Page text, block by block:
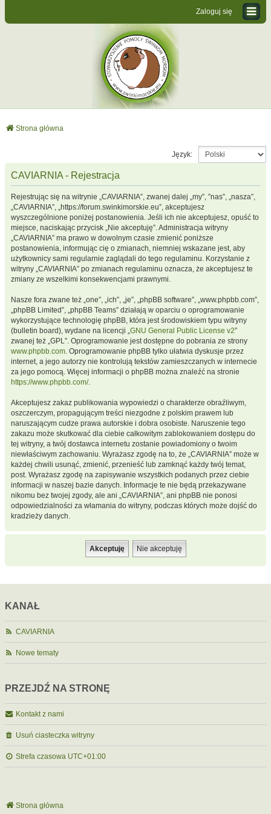
Zaloguj się
Strona główna
Język:
CAVIARNIA - Rejestracja
Rejestrując się na witrynie „CAVIARNIA”, zwanej dalej „my”, ”nas”, „nasza”,
„CAVIARNIA”, „https://forum.swinkimorskie.eu”, akceptujesz
wyszczególnione poniżej postanowienia. Jeśli ich nie akceptujesz, opuść to
miejsce, naciskając przycisk „Nie akceptuję”. Administracja witryny
„CAVIARNIA” ma prawo w dowolnym czasie zmienić poniższe
postanowienia, informując cię o zmianach, niemniej wskazane jest, aby
użytkownicy sami regularnie zaglądali do tego regulaminu. Korzystanie z
witryny „CAVIARNIA” po zmianach regulaminu oznacza, że akceptujesz te
zmiany ze wszelkimi konsekwencjami prawnymi.
Nasze fora zwane też „one”, „ich”, „je”, „phpBB software”, „www.phpbb.com”,
„phpBB Limited”, „phpBB Teams” działają w oparciu o oprogramowanie
wykorzystujące technologię phpBB, która jest środowiskiem typu witryny
(bulletin board), wydane na licencji „GNU General Public License v2”
zwanej też „GPL”. Oprogramowanie jest dostępne do pobrania ze strony
www.phpbb.com. Oprogramowanie phpBB tylko ułatwia dyskusje przez
internet, a jego autorzy nie kontrolują tekstów zamieszczanych w internecie
za jego pomocą. Więcej informacji o phpBB można znaleźć na stronie
https://www.phpbb.com/.
Akceptujesz zakaz publikowania wypowiedzi o charakterze obraźliwym,
oszczerczym, propagującym treści niezgodne z polskim prawem lub
naruszającym cudze prawa autorskie i dobra osobiste. Naruszenie tego
zakazu może skutkować dla ciebie całkowitym zablokowaniem dostępu do
tej witryny, a twój dostawca internetu zostanie powiadomiony o twoim
niewłaściwym zachowaniu. Wyrażasz zgodę na to, że „CAVIARNIA” może w
każdej chwili usunąć, zmienić, przenieść lub zamknąć każdy twój temat,
post. Wyrażasz zgodę na zapisywanie wszystkich podanych przez ciebie
informacji w naszej bazie danych. Informacje te nie będą przekazywane
nikomu bez twojej zgody, ale ani „CAVIARNIA”, ani phpBB nie ponosi
odpowiedzialności za włamania do witryny, podczas których może dojść do
kradzieży danych.
KANAŁ
CAVIARNIA
Nowe tematy
PRZEJDŹ NA STRONĘ
Kontakt z nami
Usuń ciasteczka witryny
Strefa czasowa UTC+01:00
Strona główna